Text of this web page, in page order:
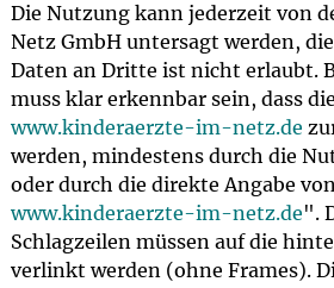
Die Nutzung kann jederzeit von
Netz GmbH untersagt werden,
Daten an Dritte ist nicht erlaubt.
muss klar erkennbar sein, dass
www.kinderaerzte-im-netz.de
werden, mindestens durch die
oder durch die direkte Angabe
www.kinderaerzte-im-netz.de".
Schlagzeilen müssen auf die
verlinkt werden (ohne Frames).